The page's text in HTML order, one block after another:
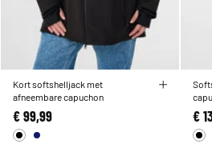
Kort softshelljack met
afneembare capuchon
€ 99,99 €